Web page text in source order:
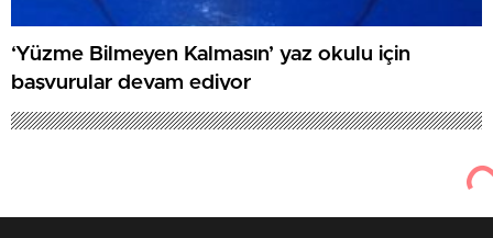
‘Yüzme Bilmeyen Kalmasın’ yaz okulu için
başvurular devam ediyor